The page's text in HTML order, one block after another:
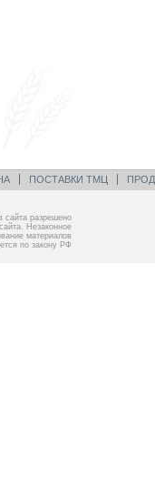
ПОСТАВКИ ТМЦ
сайта разрешено
Незаконное
материалов
по закону РФ